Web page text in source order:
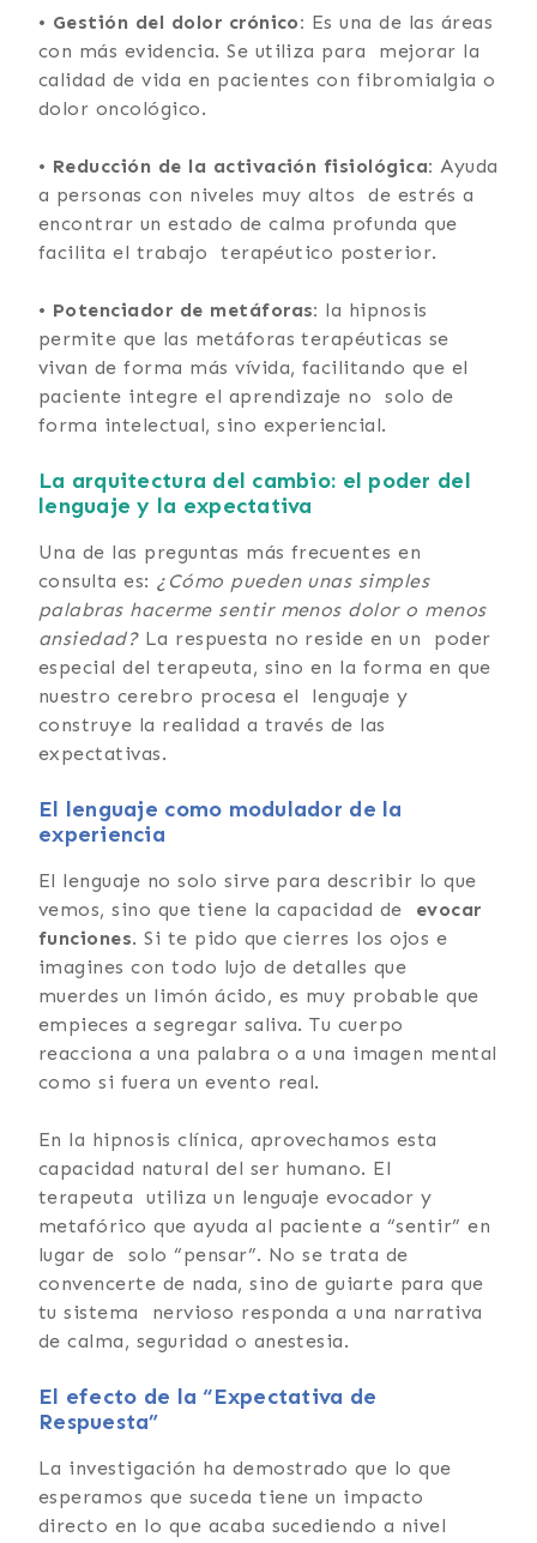
• Gestión del dolor crónico: Es una de las áreas
con más evidencia. Se utiliza para mejorar la
calidad de vida en pacientes con fibromialgia o
dolor oncológico.
• Reducción de la activación fisiológica:Ayuda
a personas con niveles muy altos de estrés a
encontrar un estado de calma profunda que
facilita el trabajo terapéutico posterior.
• Potenciador de metáforas: la hipnosis
permite que las metáforas terapéuticas se
vivan de forma más vívida, facilitando que el
paciente integre el aprendizaje no solo de
forma intelectual, sino experiencial.
La arquitectura del cambio: el poder del
lenguaje y la expectativa
Una de las preguntas más frecuentes en
consulta es: ¿Cómo pueden unas simples
palabras hacerme sentir menos dolor o menos
ansiedad? La respuesta no reside en un poder
especial del terapeuta, sino en la forma en que
nuestro cerebro procesa el lenguaje y
construye la realidad a través de las
expectativas.
El lenguaje como modulador de la
experiencia
El lenguaje no solo sirve para describir lo que
vemos, sino que tiene la capacidad de evocar
funciones. Si te pido que cierres los ojos e
imagines con todo lujo de detalles que
muerdes un limón ácido, es muy probable que
empieces a segregar saliva. Tu cuerpo
reacciona a una palabra o a una imagen mental
como si fuera un evento real.
En la hipnosis clínica, aprovechamos esta
capacidad natural del ser humano. El
terapeuta utiliza un lenguaje evocador y
metafórico que ayuda al paciente a “sentir” en
lugar de solo “pensar”. No se trata de
convencerte de nada, sino de guiarte para que
tu sistema nervioso responda a una narrativa
de calma, seguridad o anestesia.
El efecto de la “Expectativa de
Respuesta”
La investigación ha demostrado que lo que
esperamos que suceda tiene un impacto
directo en lo que acaba sucediendo a nivel